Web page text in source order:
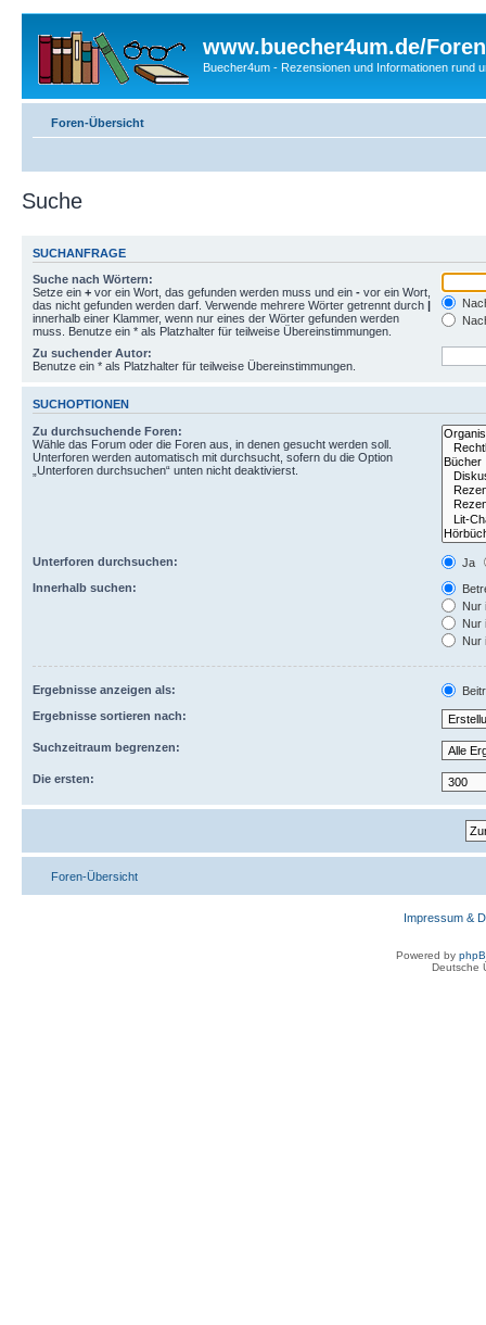
www.buecher4um.de/Foren
Buecher4um - Rezensionen und Informationen rund
Foren-Übersicht
Suche
SUCHANFRAGE
Suche nach Wörtern:
Setze ein + vor ein Wort, das gefunden werden muss und ein - vor ein Wort,
das nicht gefunden werden darf. Verwende mehrere Wörter getrennt durch |
innerhalb einer Klammer, wenn nur eines der Wörter gefunden werden
muss. Benutze ein * als Platzhalter für teilweise Übereinstimmungen.
Zu suchender Autor:
Benutze ein * als Platzhalter für teilweise Übereinstimmungen.
SUCHOPTIONEN
Zu durchsuchende Foren:
Wähle das Forum oder die Foren aus, in denen gesucht werden soll.
Unterforen werden automatisch mit durchsucht, sofern du die Option
„Unterforen durchsuchen“ unten nicht deaktivierst.
Unterforen durchsuchen:
Ja
Innerhalb suchen:
Nur
Nur
Nur
Ergebnisse anzeigen als:
Ergebnisse sortieren nach:
Suchzeitraum begrenzen:
Die ersten:
Foren-Übersicht
Impressum &
Powered by
Deutsche